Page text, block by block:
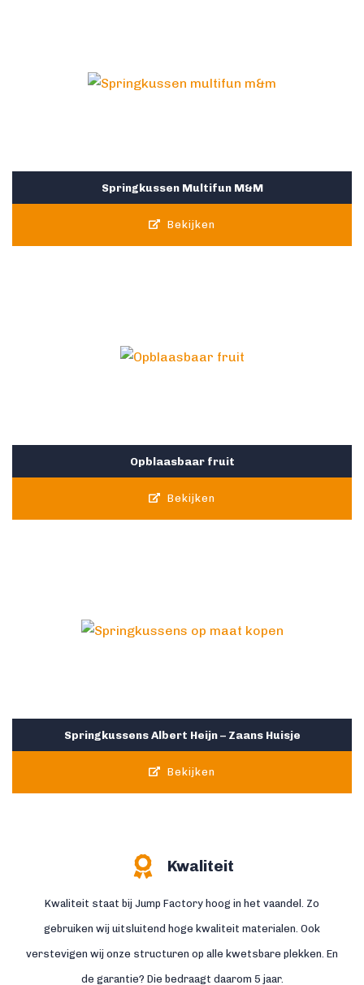
Springkussen Multifun M&M
Bekijken
Opblaasbaar fruit
Bekijken
Springkussens Albert Heijn – Zaans Huisje
Bekijken
Kwaliteit
Kwaliteit staat bij Jump Factory hoog in het vaandel. Zo
gebruiken wij uitsluitend hoge kwaliteit materialen. Ook
verstevigen wij onze structuren op alle kwetsbare plekken. En
de garantie? Die bedraagt daarom 5 jaar.